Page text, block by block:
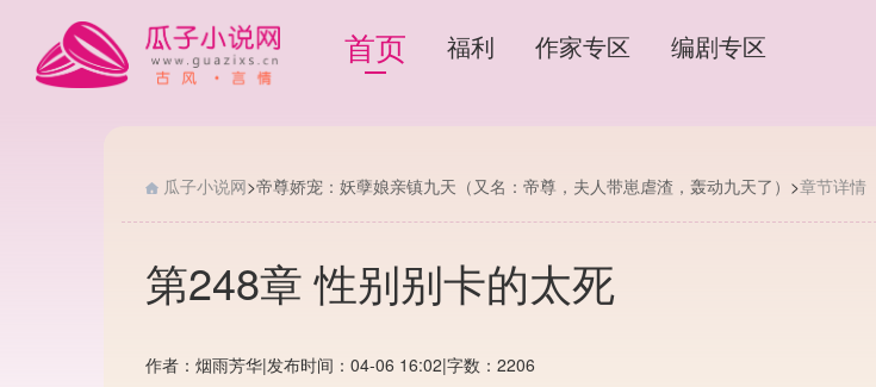
首页 福利 作家专区 编剧专区
瓜子小说网>帝尊娇宠：妖孽娘亲镇九天（又名：帝尊，夫人带崽虐渣，轰动九天了） >章节详情
第248章 性别别卡的太死
作者：烟雨芳华|发布时间：04-06 16:02|字数：2206